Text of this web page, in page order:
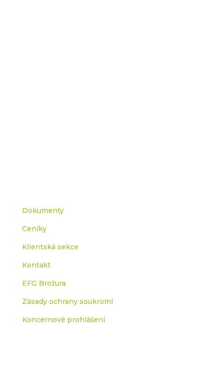
Dokumenty
Ceníky
Klientská sekce
Kontakt
EFG Brožura
Zásady ochrany soukromí
Koncernové prohlášení